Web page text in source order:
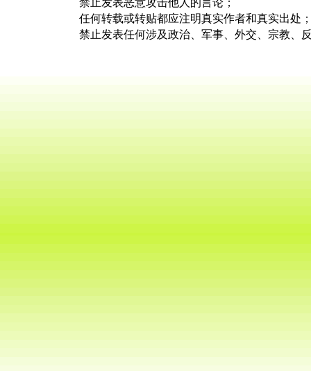
禁止发表恶意攻击他人的言论；
任何转载或转贴都应注明真实作者和真实出处
禁止发表任何涉及政治、军事、外交、宗教、